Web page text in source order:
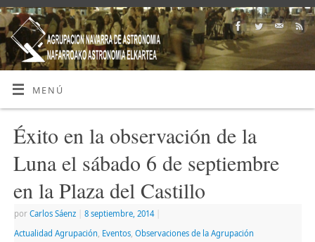
MENÚ
Éxito en la observación de la
Luna el sábado 6 de septiembre
en la Plaza del Castillo
por Carlos Sáenz 8 septiembre, 2014
Actualidad Agrupación Eventos, Observaciones de la Agrupación